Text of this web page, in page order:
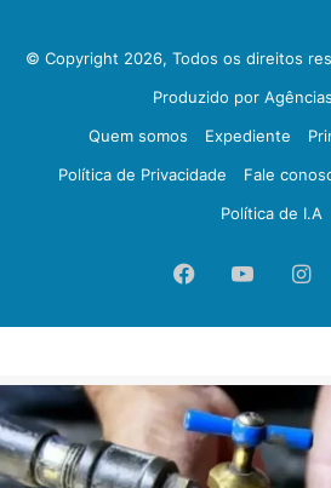
© Copyright 2026, Todos os direitos
Produzido por
Quem somos
Expediente
Política de Privacidade
Fale
Política de I.A
FacebookYouTube